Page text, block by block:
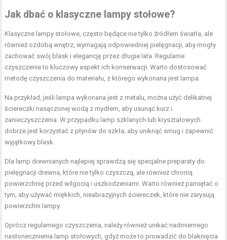
Jak dbać o klasyczne lampy stołowe?
Klasyczne lampy stołowe, często będące nie tylko źródłem światła, ale
również ozdobą wnętrz, wymagają odpowiedniej pielęgnacji, aby mogły
zachować swój blask i elegancję przez długie lata. Regularne
czyszczenie to kluczowy aspekt ich konserwacji. Warto dostosować
metodę czyszczenia do materiału, z którego wykonana jest lampa.
Na przykład, jeśli lampa wykonana jest z metalu, można użyć delikatnej
ściereczki nasączonej wodą z mydłem, aby usunąć kurz i
zanieczyszczenia. W przypadku lamp szklanych lub kryształowych
dobrze jest korzystać z płynów do szkła, aby uniknąć smug i zapewnić
wyjątkowy blask.
Dla lamp drewnianych najlepiej sprawdzą się specjalne preparaty do
pielęgnacji drewna, które nie tylko czyszczą, ale również chronią
powierzchnię przed wilgocią i uszkodzeniami. Warto również pamiętać o
tym, aby używać miękkich, nieabrazyjnych ściereczek, które nie zarysują
powierzchni lampy.
Oprócz regularnego czyszczenia, należy również unikać nadmiernego
nasłonecznienia lamp stołowych, gdyż może to prowadzić do blaknięcia